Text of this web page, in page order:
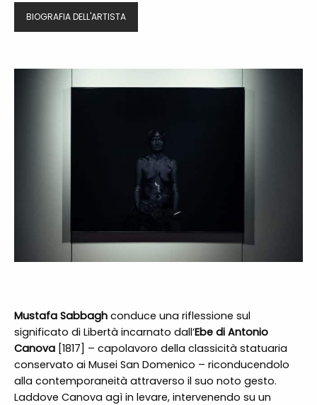
BIOGRAFIA DELL'ARTISTA
Mustafa Sabbaghconduce una riflessione sul
significato di Libertà incarnato dall’Ebe di Antonio
Canova[1817] – capolavoro della classicità statuaria
conservato ai Musei San Domenico – riconducendolo
alla contemporaneità attraverso il suo noto gesto.
Laddove Canova agì in levare, intervenendo su un